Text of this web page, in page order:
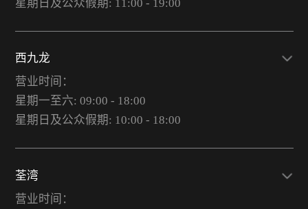
星期日及公众假期: 11:00 - 19:00
西九龙
营业时间：
星期一至六: 09:00 - 18:00
星期日及公众假期: 10:00 - 18:00
荃湾
营业时间：